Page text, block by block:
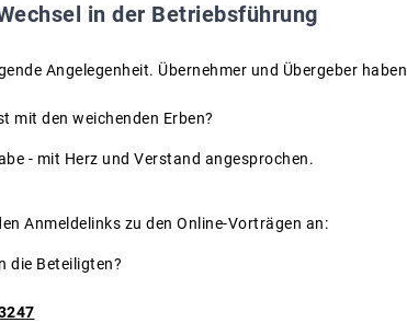
in der Betriebsführung
Angelegenheit. Übernehmer und Übergeber haben
mit den weichenden Erben?
- mit Herz und Verstand angesprochen.
Anmeldelinks zu den Online-Vorträgen an:
die Beteiligten?